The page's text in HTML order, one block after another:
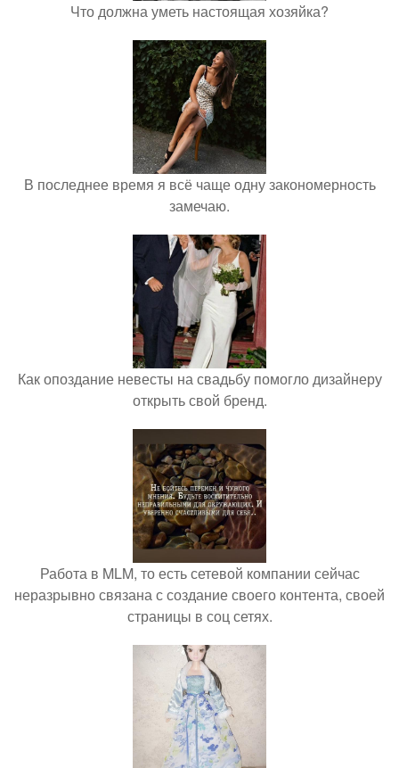
Что должна уметь настоящая хозяйка?
В последнее время я всё чаще одну закономерность
замечаю.
Как опоздание невесты на свадьбу помогло дизайнеру
открыть свой бренд.
Работа в MLM, то есть сетевой компании сейчас
неразрывно связана с создание своего контента, своей
страницы в соц сетях.